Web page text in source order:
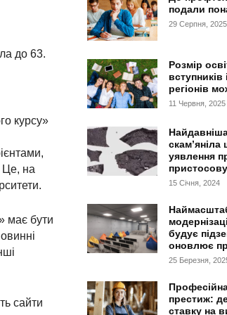
до 63.
курсу»
Це, на
має бути
сайти
подали
29 Серпня, 2025
Розмір
регіонів
11 Червня, 2025
скам’яніла
уявлення
15 Січня, 2024
будує
оновлює
25 Березня,
престиж:
ставку на